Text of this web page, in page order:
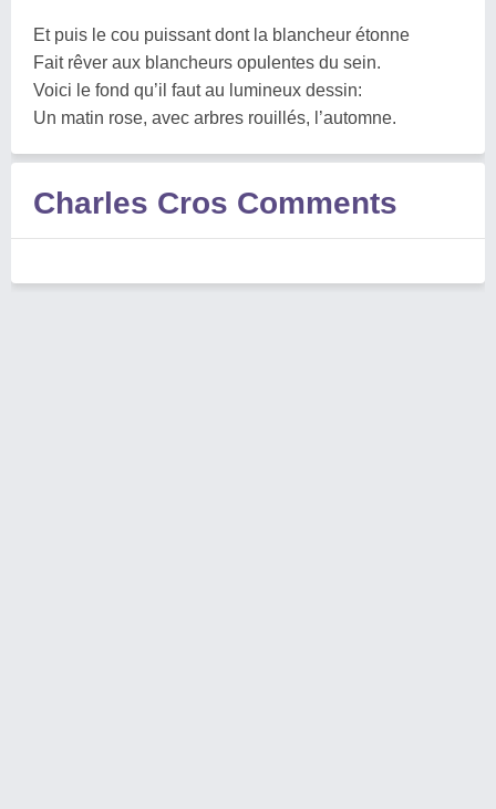
Et puis le cou puissant dont la blancheur étonne
Fait rêver aux blancheurs opulentes du sein.
Voici le fond qu’il faut au lumineux dessin:
Un matin rose, avec arbres rouillés, l’automne.
Charles Cros Comments